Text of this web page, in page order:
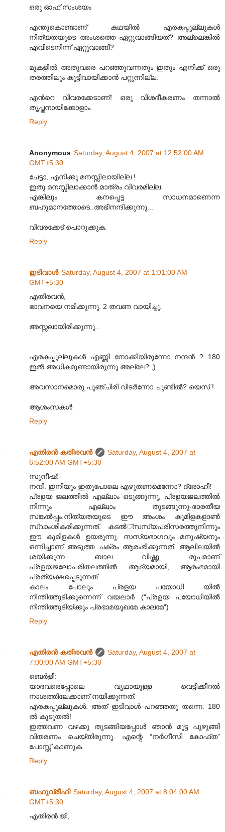
ഒരു ഓഫ് സംശയം
എന്തുകൊണ്ടാണ് കഥയില്‍ എരകപ്പുല്ലുകള്‍
നിത്യതയുടെ അംശത്തെ ഏറ്റുവാങ്ങിയത്? അല്ലെങ്കില്‍
എവിടെനിന്ന് ഏറ്റുവാങ്ങി?
മുകളില്‍ അതുവരെ പറഞ്ഞുവന്നതും ഇതും എനിക്ക് ഒരു
തരത്തിലും കൂട്ടിവായിക്കാന്‍ പറ്റുന്നില്ല.
എന്‍റെ വിവരക്കേടാണ്! ഒരു വിശദീകരണം തന്നാല്‍
തൃപ്തനായിക്കോളാം.
Reply
Anonymous Saturday, August 4, 2007 at 12:52:00 AM
GMT+5:30
ചേട്ടാ, എനിക്കു മനസ്സിലായില്ല !
ഇതു മനസ്സിലാക്കാന്‍ മാത്രം വിവരമില്ല.
എങ്കിലും കനപ്പെട്ട സാധനമാണെന്ന
ബഹുമാനത്തോടെ..അഭിനന്ദിക്കുന്നു...
വിവരക്കേട് പൊറുക്കുക.
Reply
ഇടിവാള്‍ Saturday, August 4, 2007 at 1:01:00 AM
GMT+5:30
എതിരവന്‍,
ഭാവനയെ നമിക്കുന്നു. 2 തവണ വായിച്ചു.
അസ്സലായിരിക്കുന്നു..
എരകപ്പുല്ലുകള്‍ എണ്ണി നോക്കിയിരുന്നോ നന്ദന്‍ ? 180
ഇല്‍ അധികമുണ്ടായിരുന്നു അല്ലേ? ;)
അവസാനമൊരു പുഞ്ചിരി വിടര്‍ന്നോ ചുണ്ടില്‍? യെസ് !
ആശംസകള്‍
Reply
എതിരന്‍ കതിരവന്‍
Saturday, August 4, 2007 at
6:52:00 AM GMT+5:30
സുനീഷ്:
നന്ദി. ഇനിയും ഇതുപോലെ എഴുതണമെന്നോ? ദ്രോഹീ!
പ്രളയ ജലത്തില്‍ എല്ലാം ഒടുങ്ങുന്നു, പ്രളയജല‍ത്തില്‍
നിന്നും എല്ലാം തുടങ്ങുന്നു-ഭാരതീയ
സങ്കല്‍പ്പം.നിത്യതയുടെ ഈ അംശം കുമിളകളാണ്‍
സ്വാംശീകരിക്കുന്നത്. കടല്‍്സസ്യപരിസരത്തുനിന്നും
ഈ കുമിളകള്‍ ഉയരുന്നു. സസ്യഭാഗവും മനുഷ്യനും
ഒന്നിച്ചാണ് അടുത്ത ചക്രം ആരംഭിക്കുന്നത്. ആലിലയില്‍
ശയിക്കുന്ന ബാല വിഷ്ണു രൂപമാണ്
പ്രളയജലോപരിതലത്തില്‍ ആദ്യമായി, ആരംഭമായി
പ്രത്യക്ഷപ്പെടുന്നത്.
കാലം പോലും പ്രളയ പയോധി യില്‍
നീന്തിത്തുടിക്കുന്നെന്ന് വയലാര്‍ (“പ്രളയ പയോധിയില്‍‍
നീന്തിത്തുടിയ്ക്കും പ്രഭാമയൂഖമേ കാലമേ“)
Reply
എതിരന്‍ കതിരവന്‍
Saturday, August 4, 2007 at
7:00:00 AM GMT+5:30
ബെര്‍ളീ:
യാദവരെപ്പോലെ വൃഥായുള്ള വെട്ടിക്കീറല്‍
നാശത്തിലേക്കാണ് നയിക്കുന്നത്.
എരകപ്പുല്ലുകള്‍. അത് ഇടിവാള്‍ പറഞ്ഞതു തന്നെ. 180
ല്‍ കൂടുതല്‍!
ഇത്തവണ വഴക്കു തുടങ്ങിയപ്പോള്‍ ഞാന്‍ മുട്ട പുഴുങ്ങി
വിതരണം ചെയ്തിരുന്നു. എന്റെ “നര്‍ഗീസി കോഫ്ത”
പോസ്റ്റ് കാണുക.
Reply
ബഹുവ്രീഹി Saturday, August 4, 2007 at 8:04:00 AM
GMT+5:30
എതിരന്‍ ജി,